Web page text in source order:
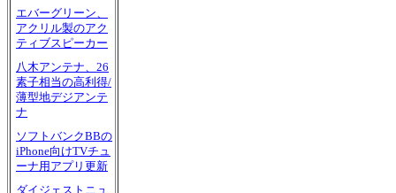
エバーグリーン、
アクリル製のアク
ティブスピーカー
八木アンテナ、26
素子相当の高利得/
薄型地デジアンテ
ナ
ソフトバンクBBの
iPhone向けTVチュ
ーナ用アプリ更新
ダイジェストニュ